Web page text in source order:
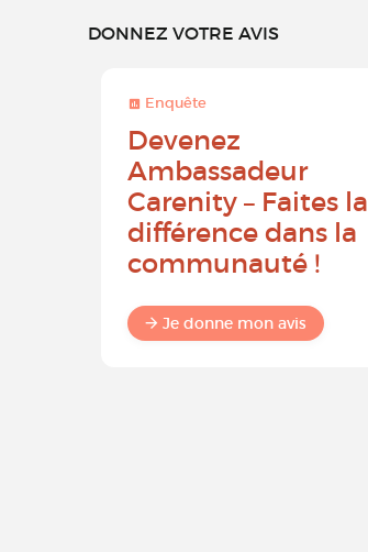
DONNEZ VOTRE AVIS
Enquête
Devenez
Ambassadeur
Carenity – Faites la
différence dans la
communauté !
Je donne mon avis